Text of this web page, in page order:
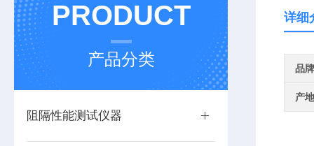
PRODUCT
产品分类
阻隔性能测试仪器
详细
品牌
产